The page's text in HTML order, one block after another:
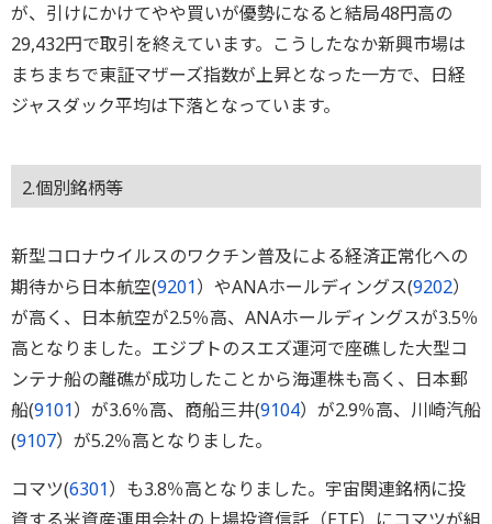
が、引けにかけてやや買いが優勢になると結局48円高の
29,432円で取引を終えています。こうしたなか新興市場は
まちまちで東証マザーズ指数が上昇となった一方で、日経
ジャスダック平均は下落となっています。
2.個別銘柄等
新型コロナウイルスのワクチン普及による経済正常化への
期待から日本航空(9201）やANAホールディングス(9202）
が高く、日本航空が2.5％高、ANAホールディングスが3.5％
高となりました。エジプトのスエズ運河で座礁した大型コ
ンテナ船の離礁が成功したことから海運株も高く、日本郵
船(9101）が3.6％高、商船三井(9104）が2.9％高、川崎汽船
(9107）が5.2％高となりました。
コマツ(6301）も3.8％高となりました。宇宙関連銘柄に投